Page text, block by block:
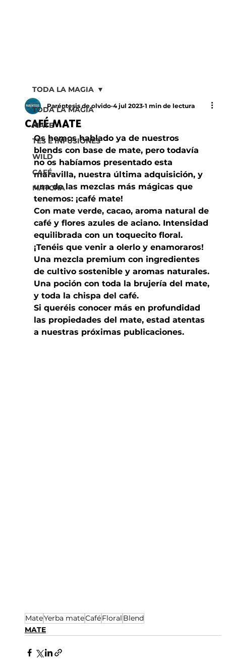
TODA LA MAGIA
MATE
TÉS E INFUSIONES
WILD
CAFÉ
MATCHA
TODA LA MAGIA
CAFÉ MATE
Paréntesis de olvido 4 jul 2023 1 min de lectura
Os hemos hablado ya de nuestros
blends con base de mate, pero todavía
no os habíamos presentado esta
maravilla, nuestra última adquisición, y
una de las mezclas más mágicas que
tenemos: ¡café mate!
Con mate verde, cacao, aroma natural de
café y flores azules de aciano. Intensidad
equilibrada con un toquecito floral.
¡Tenéis que venir a olerlo y enamoraros!
Una mezcla premium con ingredientes
de cultivo sostenible y aromas naturales.
Una poción con toda la brujería del mate,
y toda la chispa del café.
Si queréis conocer más en profundidad
las propiedades del mate, estad atentas
a nuestras próximas publicaciones.
MateYerba mateCaféFloral Blend
MATE